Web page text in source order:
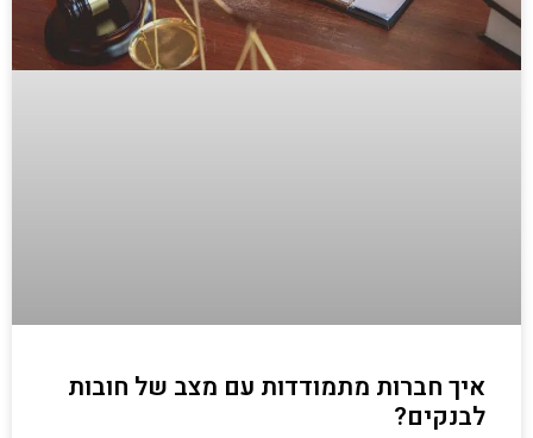
איך חברות מתמודדות עם מצב של חובות
לבנקים?